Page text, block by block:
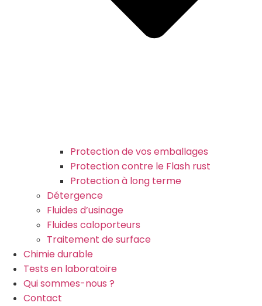
Protection de vos emballages
Protection contre le Flash rust
Protection à long terme
Détergence
Fluides d’usinage
Fluides caloporteurs
Traitement de surface
Chimie durable
Tests en laboratoire
Qui sommes-nous ?
Contact